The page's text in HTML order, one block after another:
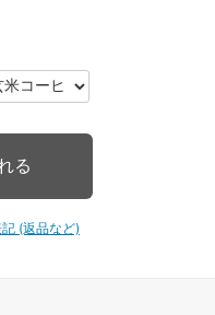
(返品など)